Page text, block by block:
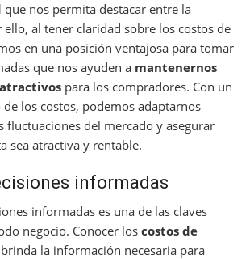
que nos permita destacar entre la
ello, al tener claridad sobre los costos de
en una posición ventajosa para tomar
que nos ayuden a mantenernos
para los compradores. Con un
los costos, podemos adaptarnos
fluctuaciones del mercado y asegurar
sea atractiva y rentable.
informadas
informadas es una de las claves
negocio. Conocer los costos de
la información necesaria para